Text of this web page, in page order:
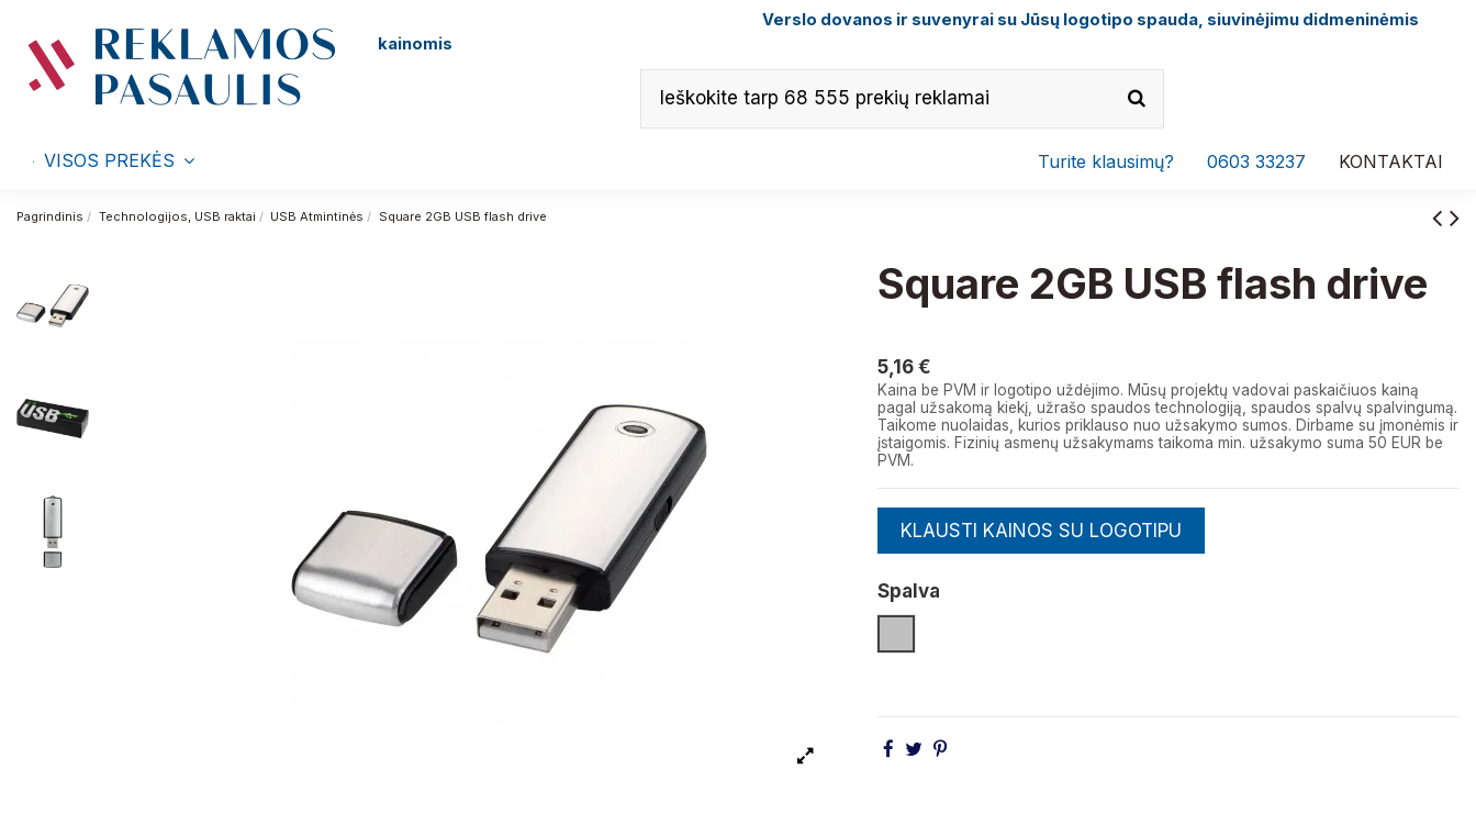
Verslo dovanos ir suvenyrai su Jūsų logotipo spauda, siuvinėjimu didmeninėmis
kainomis
VISOS PREKĖS KONTAKTAI
0603 33237
Turite klausimų?
Pagrindinis Technologijos, USB raktai USB Atmintinės Square 2GB USB flash drive
Square 2GB USB flash drive
5,16 €
Kaina be PVM ir logotipo uždėjimo. Mūsų projektų vadovai paskaičiuos kainą
pagal užsakomą kiekį, užrašo spaudos technologiją, spaudos spalvų spalvingumą.
Taikome nuolaidas, kurios priklauso nuo užsakymo sumos. Dirbame su įmonėmis ir
įstaigomis. Fizinių asmenų užsakymams taikoma min. užsakymo suma 50 EUR be
PVM.
KLAUSTI KAINOS SU LOGOTIPU
Spalva